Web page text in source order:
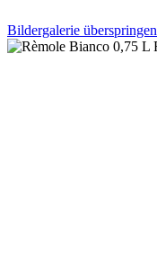
Bildergalerie überspringen